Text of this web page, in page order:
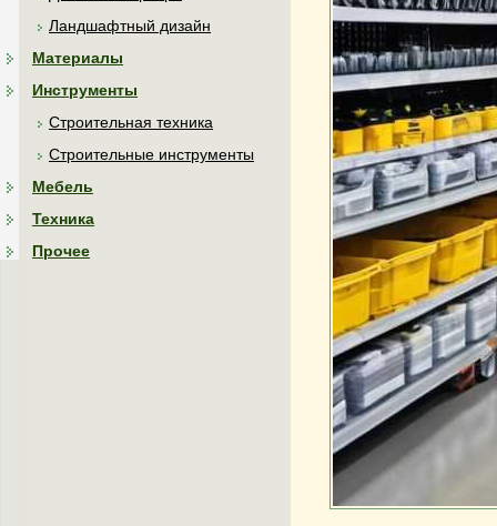
Ландшафтный дизайн
Материалы
Инструменты
Строительная техника
Строительные инструменты
Мебель
Техника
Прочее